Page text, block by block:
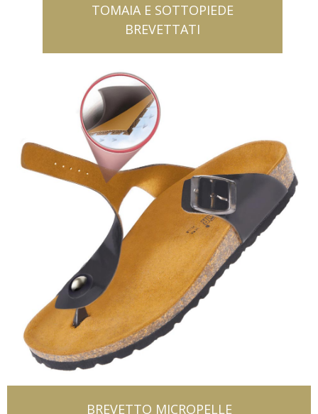
TOMAIA E SOTTOPIEDE
BREVETTATI
BREVETTO MICROPELLE